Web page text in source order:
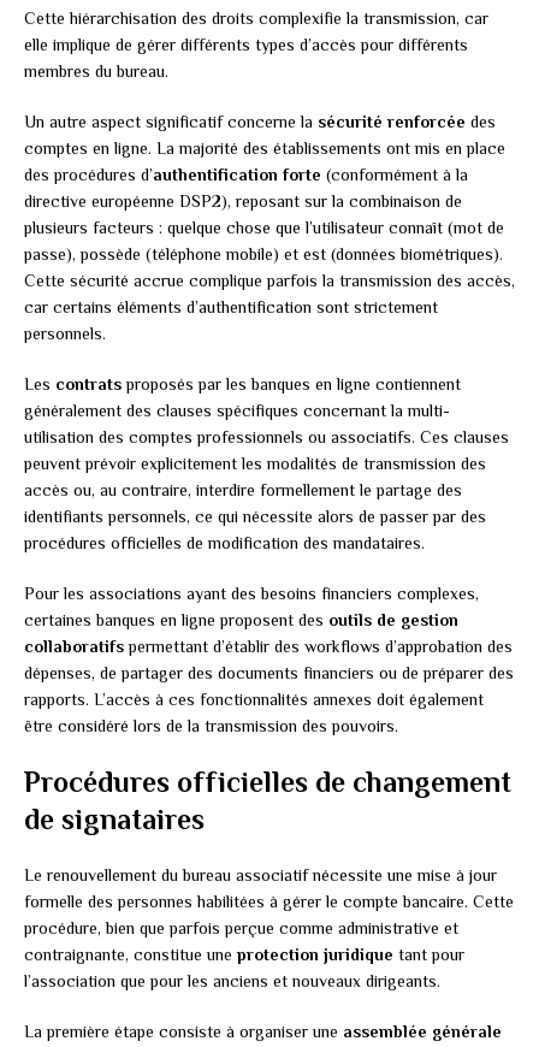
Cette hiérarchisation des droits complexifie la transmission, car
elle implique de gérer différents types d’accès pour différents
membres du bureau.
Un autre aspect significatif concerne la sécurité renforcée des
comptes en ligne. La majorité des établissements ont mis en place
des procédures d’authentification forte (conformément à la
directive européenne DSP2), reposant sur la combinaison de
plusieurs facteurs : quelque chose que l’utilisateur connaît (mot de
passe), possède (téléphone mobile) et est (données biométriques).
Cette sécurité accrue complique parfois la transmission des accès,
car certains éléments d’authentification sont strictement
personnels.
Les contratsproposés par les banques en ligne contiennent
généralement des clauses spécifiques concernant la multi-
utilisation des comptes professionnels ou associatifs. Ces clauses
peuvent prévoir explicitement les modalités de transmission des
accès ou, au contraire, interdire formellement le partage des
identifiants personnels, ce qui nécessite alors de passer par des
procédures officielles de modification des mandataires.
Pour les associations ayant des besoins financiers complexes,
certaines banques en ligne proposent des outils de gestion
collaboratifspermettant d’établir des workflows d’approbation des
dépenses, de partager des documents financiers ou de préparer des
rapports. L’accès à ces fonctionnalités annexes doit également
être considéré lors de la transmission des pouvoirs.
Procédures officielles de changement
de signataires
Le renouvellement du bureau associatif nécessite une mise à jour
formelle des personnes habilitées à gérer le compte bancaire. Cette
procédure, bien que parfois perçue comme administrative et
contraignante, constitue une protection juridique tant pour
l’association que pour les anciens et nouveaux dirigeants.
La première étape consiste à organiser une assemblée générale